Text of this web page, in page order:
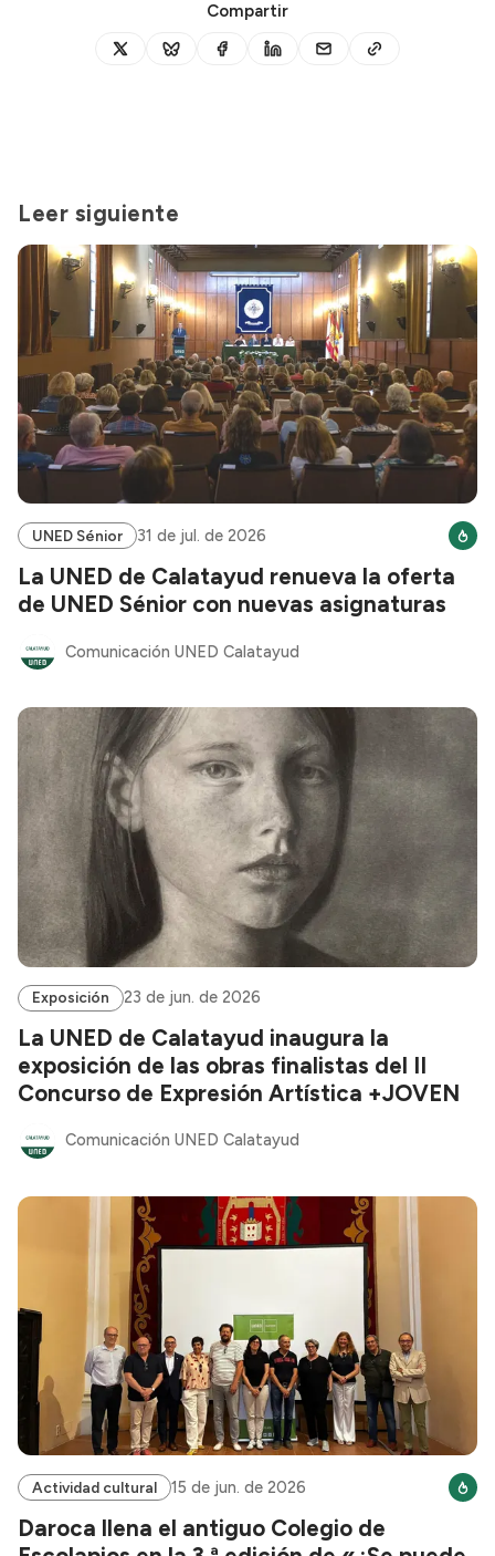
Compartir
Leer siguiente
UNED Sénior 31 de jul. de 2026
La UNED de Calatayud renueva la oferta
de UNED Sénior con nuevas asignaturas
Comunicación UNED Calatayud
Exposición 23 de jun. de 2026
La UNED de Calatayud inaugura la
exposición de las obras finalistas del II
Concurso de Expresión Artística +JOVEN
Comunicación UNED Calatayud
Actividad cultural 15 de jun. de 2026
Daroca llena el antiguo Colegio de